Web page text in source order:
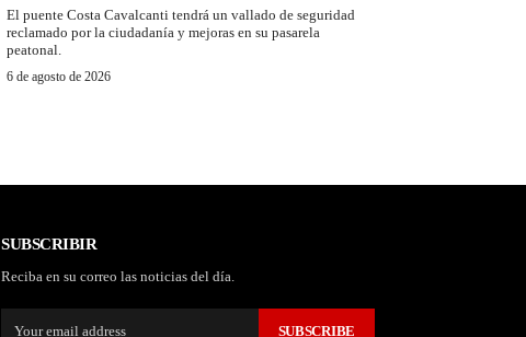
El puente Costa Cavalcanti tendrá un vallado de seguridad
reclamado por la ciudadanía y mejoras en su pasarela
peatonal.
6 de agosto de 2026
SUBSCRIBIR
Reciba en su correo las noticias del día.
SUBSCRIBE